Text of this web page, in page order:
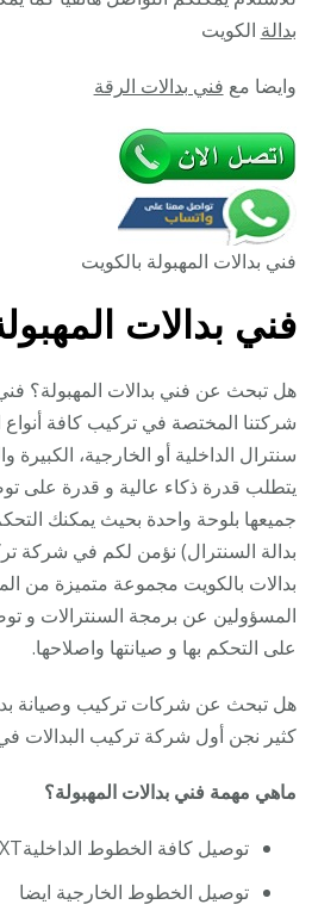
بدالة الكويت
وايضا مع فني بدالات الرقة
فني بدالات المهبولة بالكويت
فني بدالات
هل تبحث عن فني بدالات المهبولة؟ فني
شركتنا المختصة في تركيب كافة أنواع
سنترال الداخلية أو الخارجية، الكبيرة
يتطلب قدرة ذكاء عالية و قدرة على
جميعها بلوحة واحدة بحيث يمكنك
بدالة السنترال) نؤمن لكم في شركة
بدالات بالكويت مجموعة متميزة من
المسؤولين عن برمجة السنترالات و
على التحكم بها و صيانتها واصلاحها.
هل تبحث عن شركات تركيب وصيانة
كثير نجن أول شركة تركيب البدالات
ماهي مهمة فني بدالات المهبولة؟
توصيل كافة الخطوط الداخليةEXT بجهاز السنترال.
توصيل الخطوط الخارجية ايضا